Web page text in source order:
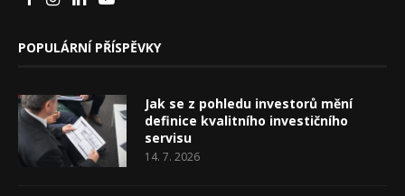
POPULÁRNÍ PŘÍSPĚVKY
Jak se z pohledu investorů mění
definice kvalitního investičního
servisu
14. 7. 2026